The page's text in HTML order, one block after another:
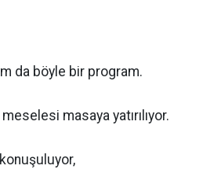
da böyle bir program.
masaya yatırılıyor.